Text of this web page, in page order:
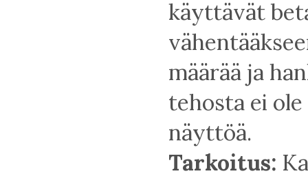
käyttävät
määrää ja
tehosta ei
näyttöä.
Tarkoitus: